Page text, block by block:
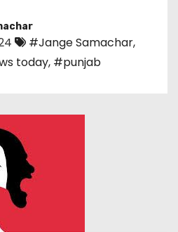
#Jange Samachar,
today, #punjab